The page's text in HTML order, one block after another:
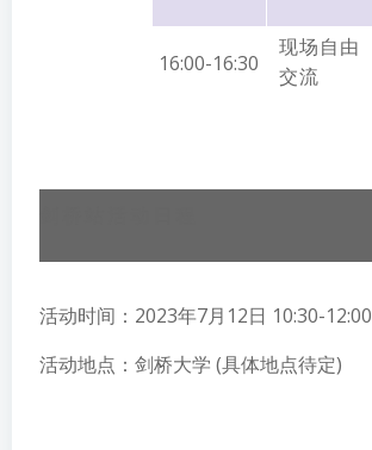
16:00-16:30
现场自由
交流
活动时间：2023年7月12日 10:30-12:00
活动地点：剑桥大学 (具体地点待定)